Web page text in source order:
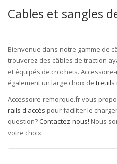
Cables et sangles
Bienvenue dans notre gamme de
trouverez des câbles de traction
et équipés de crochets.
également un large choix de treuils
Accessoire-remorque.fr vous
rails d'accès pour faciliter le
question?Contactez-nous! Nous
votre choix.